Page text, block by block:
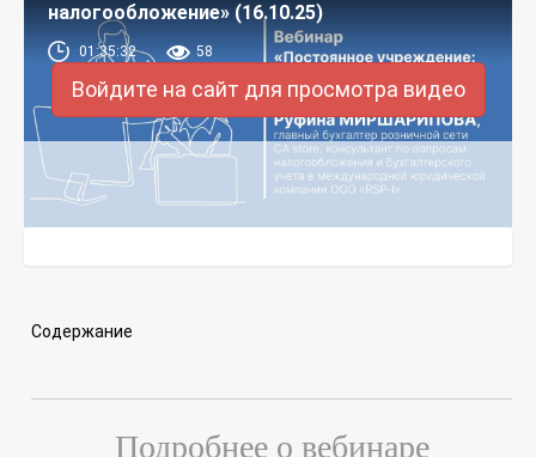
налогообложение» (16.10.25)
01:35:32 58
Войдите на сайт для просмотра видео
Содержание
Подробнее о вебинаре